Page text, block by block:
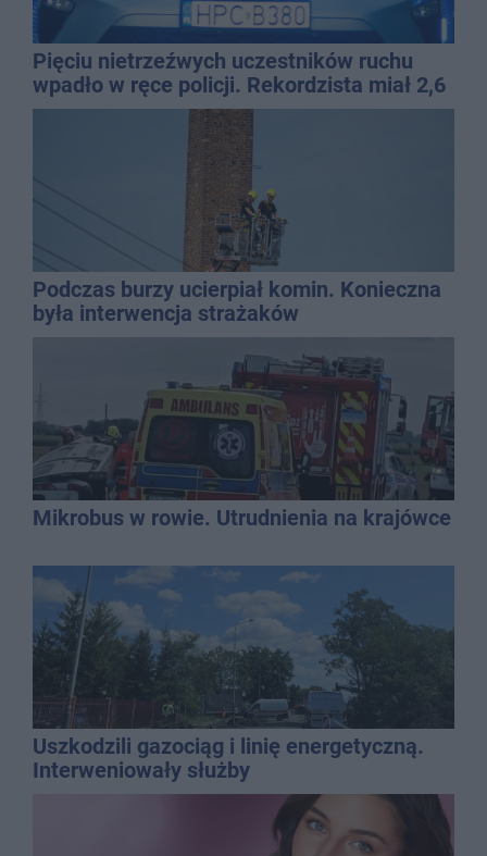
Pięciu nietrzeźwych uczestników ruchu
wpadło w ręce policji. Rekordzista miał 2,6
promila
Podczas burzy ucierpiał komin. Konieczna
była interwencja strażaków
Mikrobus w rowie. Utrudnienia na krajówce
Uszkodzili gazociąg i linię energetyczną.
Interweniowały służby